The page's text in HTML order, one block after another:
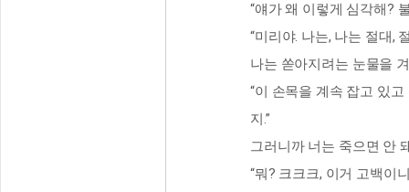
“얘가 왜 이렇게 심각해?
“미리야. 나는, 나는 절대,
나는 쏟아지려는 눈물을
“이 손목을 계속 잡고 있
지.”
그러니까 너는 죽으면 안
“뭐? 크크크, 이거 고백이